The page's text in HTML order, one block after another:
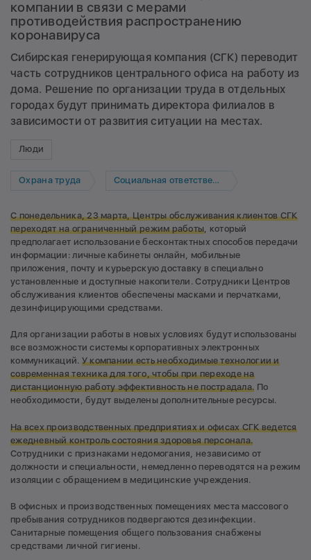
компании в связи с мерами
противодействия распространению
коронавируса
Сибирская генерирующая компания (СГК) переводит
часть сотрудников центрального офиса на работу из
дома. Решение по организации труда в отдельных
городах будут принимать директора филиалов в
зависимости от развития ситуации на местах.
Люди
Охрана труда Социальная ответственность
С понедельника, 23 марта, Центры обслуживания клиентов СГК
переходят на ограниченный режим работы , который
предполагает использование бесконтактных способов передачи
информации: личные кабинеты онлайн, мобильные
приложения, почту и курьерскую доставку в специально
установленные и доступные накопители. Сотрудники Центров
обслуживания клиентов обеспечены масками и перчатками,
дезинфицирующими средствами.
Для организации работы в новых условиях будут использованы
все возможности системы корпоративных электронных
коммуникаций. У компании есть необходимые технологии и
современная техника для того, чтобы при переходе на
дистанционную работу эффективность не пострадала. По
необходимости, будут выделены дополнительные ресурсы.
На всех производственных предприятиях и офисах СГК ведется
ежедневный контроль состояния здоровья персонала.
Сотрудники с признаками недомогания, независимо от
должности и специальности, немедленно переводятся на режим
изоляции с обращением в медицинские учреждения.
В офисных и производственных помещениях места массового
пребывания сотрудников подвергаются дезинфекции.
Санитарные помещения общего пользования снабжены
средствами личной гигиены.